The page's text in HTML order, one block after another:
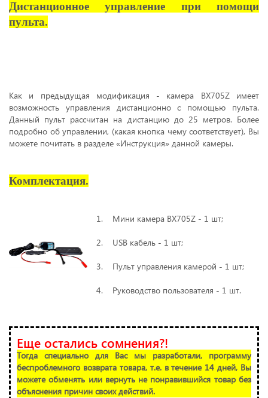
Дистанционное управление при помощи
пульта.
Как и предыдущая модификация - камера BX705Z имеет
возможность управления дистанционно с помощью пульта.
Данный пульт рассчитан на дистанцию до 25 метров. Более
подробно об управлении, (какая кнопка чему соответствует), Вы
можете почитать в разделе «Инструкция» данной камеры.
Комплектация.
1. Мини камера BX705Z - 1 шт;
2. USB кабель - 1 шт;
3. Пульт управления камерой - 1 шт;
4. Руководство пользователя - 1 шт.
Еще остались сомнения?!
Тогда специально для Вас мы разработали, программу
беспроблемного возврата товара, т.е. в течение 14 дней, Вы
можете обменять или вернуть не понравившийся товар без
объяснения причин своих действий.